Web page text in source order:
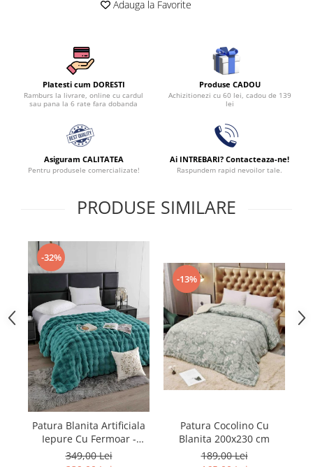
Lenjerii De Pat, Imprimeu 3D, 1
Adauga la Favorite
Platesti cum DORESTI
Ramburs la livrare, online cu cardul
sau pana la 6 rate fara dobanda
Produse CADOU
Achizitionezi cu 60 lei, cadou de 139
lei
Asiguram CALITATEA
Pentru produsele comercializate!
Ai INTREBARI? Contacteaza-ne!
Raspundem rapid nevoilor tale.
PRODUSE SIMILARE
-32%
Patura Blanita Artificiala
Iepure Cu Fermoar -
Turcoaz
349,00 Lei
-13%
Patura Cocolino Cu
Blanita 200x230 cm
189,00 Lei